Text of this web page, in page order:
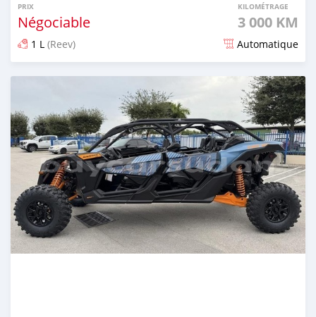
PRIX
Négociable
KILOMÉTRAGE
3 000 KM
1 L (Reev) Automatique
Publié il y a 2 mois